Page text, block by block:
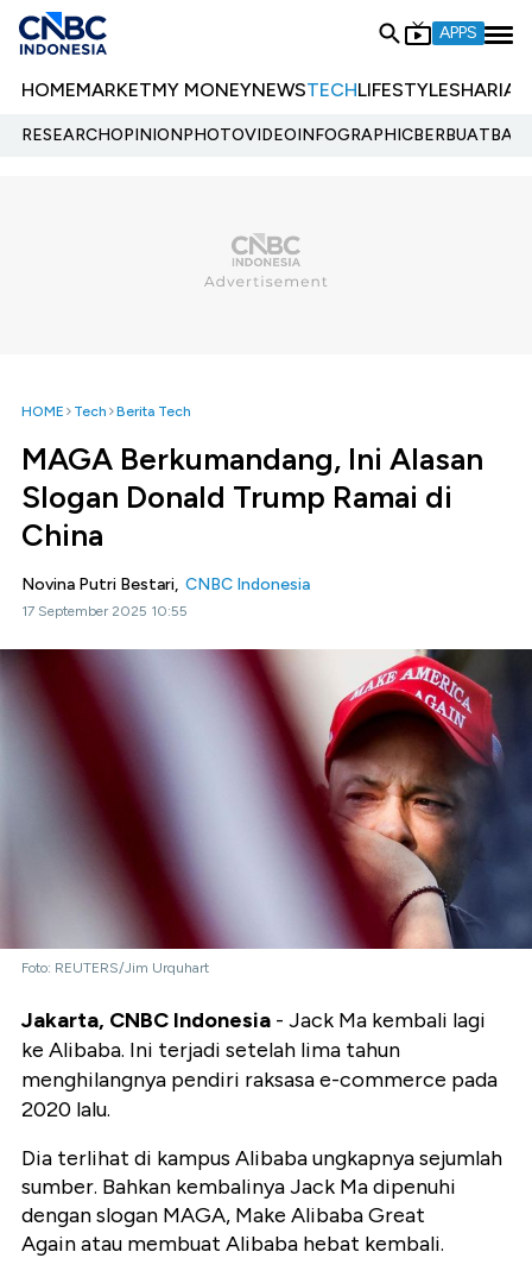
APPS
HOMEMARKETMY MONEYNEWSTECHLIFESTYLESHARIA
RESEARCHOPINIONPHOTOVIDEOINFOGRAPHIC
HOME Tech Berita Tech
MAGA Berkumandang, Ini Alasan
Slogan Donald Trump Ramai di
China
Novina Putri Bestari, CNBC Indonesia
17 September 2025 10:55
Foto: REUTERS/Jim Urquhart
Jakarta, CNBC Indonesia - Jack Ma kembali lagi
ke Alibaba. Ini terjadi setelah lima tahun
menghilangnya pendiri raksasa e-commerce pada
2020 lalu.
Dia terlihat di kampus Alibaba ungkapnya sejumlah
sumber. Bahkan kembalinya Jack Ma dipenuhi
dengan slogan MAGA, Make Alibaba Great
Again atau membuat Alibaba hebat kembali.